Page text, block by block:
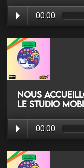
00:00
Nous
le studio
00:00